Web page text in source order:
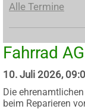
Alle Termine
Fahrrad AG
10. Juli 2026,
Die
beim Reparieren